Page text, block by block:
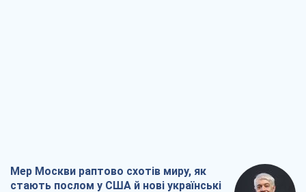
Мер Москви раптово схотів миру, як
стають послом у США й нові українські